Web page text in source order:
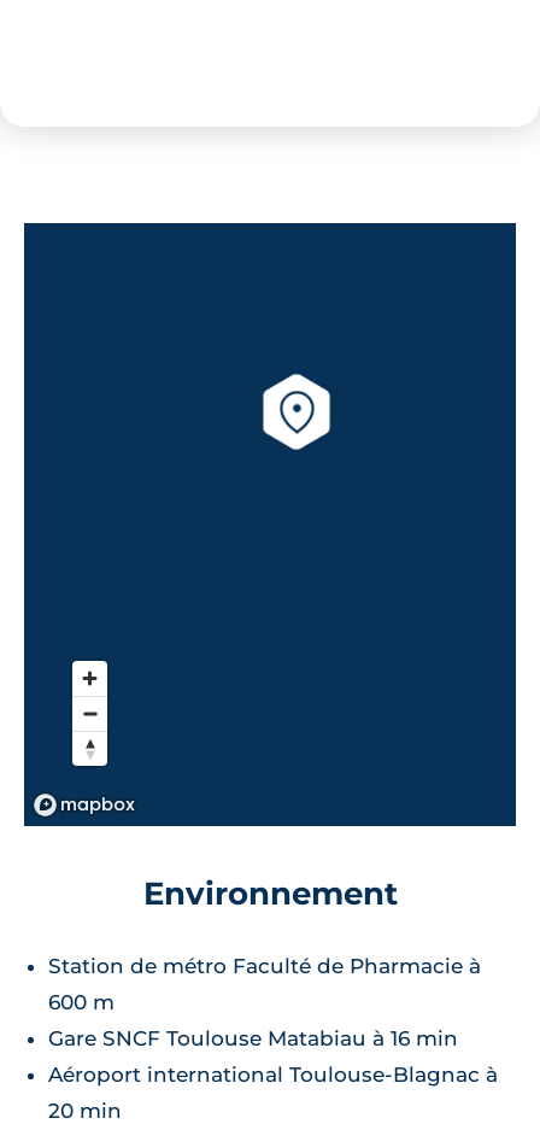
Environnement
Station de métro Faculté de Pharmacie à
600 m
Gare SNCF Toulouse Matabiau à 16 min
Aéroport international Toulouse-Blagnac à
20 min